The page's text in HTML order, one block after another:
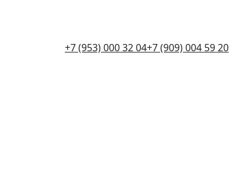
+7 (953) 000 32 04+7 (909) 004 59 20